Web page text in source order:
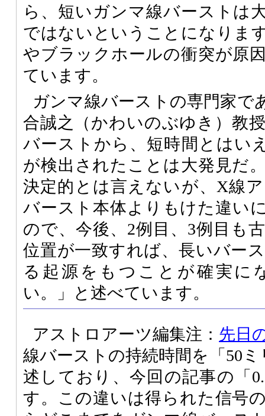
ら、短いガンマ線バーストは
ではないということになりま
やブラックホールの衝突が原
ています。
ガンマ線バーストの専門家で
合誠之（かわいのぶゆき）教
バーストから、短時間とはい
が検出されたことは大発見だ
決定的とは言えないが、X線
バースト本体よりもけた違い
ので、今後、2例目、3例目も
位置が一致すれば、長いバー
る起源をもつことが確実に
い。」と述べています。
アストロアーツ編集注： 先日
線バーストの持続時間を「50ミ
述しており、今回の記事の「
す。この違いは得られた信号